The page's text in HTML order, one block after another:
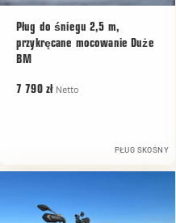
Pług do śniegu 2,5 m,
przykręcane mocowanie Duże
BM
7 790 zł Netto
PŁUG SKOŚNY